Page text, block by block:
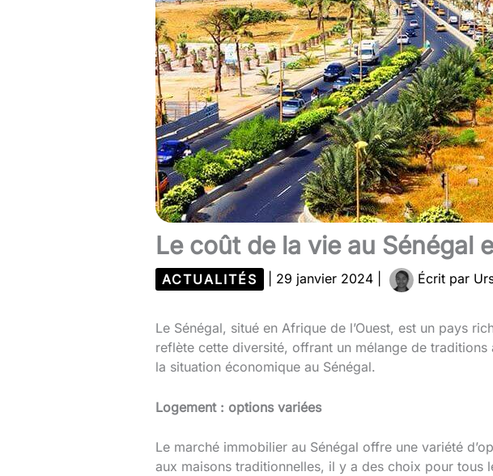
Le coût de la vie au Sénégal
ACTUALITÉS 29 janvier 2024 Écrit par
Le Sénégal, situé en Afrique de l’Ouest, est un pays
reflète cette diversité, offrant un mélange de
la situation économique au Sénégal.
Logement : options variées
Le marché immobilier au Sénégal offre une variété
aux maisons traditionnelles, il y a des choix pour